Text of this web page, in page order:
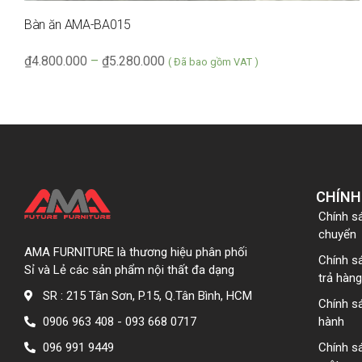
Bàn ăn AMA-BA015
4.800.000
₫ – 5.280.000
₫ ( Đã bao gồm VAT )
AMA FURNITURE là thương hiệu phân phối
Sỉ và Lẻ các sản phẩm nội thất đa dạng
SR : 215 Tân Sơn, P.15, Q.Tân Bình, HCM
0906 963 408 - 093 668 0717
096 991 9449
Chính
chuyển
Chính
trả hàng
Chính
hành
Chính